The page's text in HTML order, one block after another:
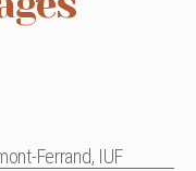
Ferrand, IUF